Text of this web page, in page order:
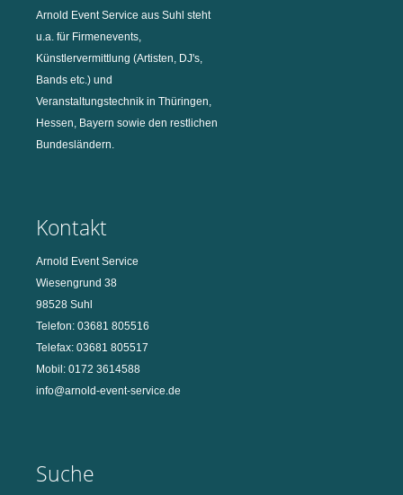
Arnold Event Service aus Suhl steht
u.a. für Firmenevents,
Künstlervermittlung (Artisten, DJ's,
Bands etc.) und
Veranstaltungstechnik in Thüringen,
Hessen, Bayern sowie den restlichen
Bundesländern.
Kontakt
Arnold Event Service
Wiesengrund 38
98528 Suhl
Telefon: 03681 805516
Telefax: 03681 805517
Mobil: 0172 3614588
info@arnold-event-service.de
Suche